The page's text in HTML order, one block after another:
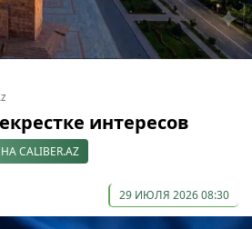
интересов
CALIBER.AZ
29 ИЮЛЯ 2026 08:30